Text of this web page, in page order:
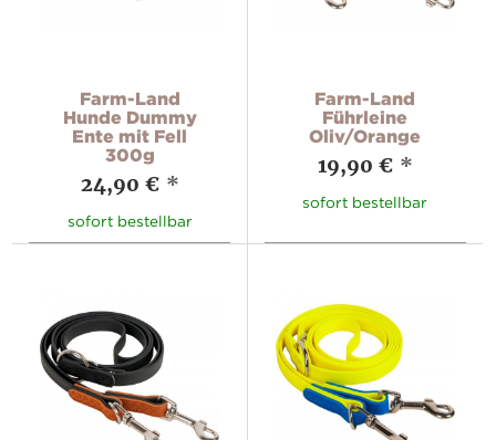
Farm-Land
Hunde Dummy
Ente mit Fell
300g
24,90 € *
sofort bestellbar
Farm-Land
Führleine
Oliv/Orange
19,90 € *
sofort bestellbar